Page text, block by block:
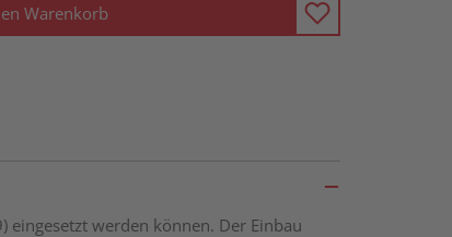
Warenkorb
eingesetzt werden können. Der Einbau